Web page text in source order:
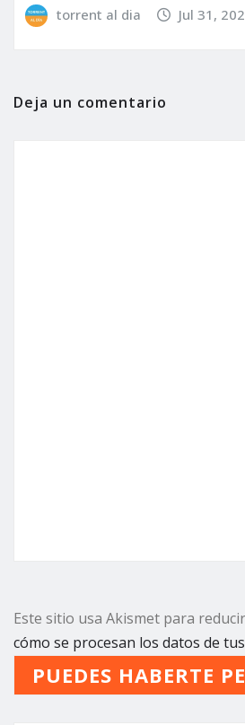
torrent al dia Jul 31,
Deja un comentario
Este sitio usa Akismet para
cómo se procesan los datos de
PUEDES HABERTE